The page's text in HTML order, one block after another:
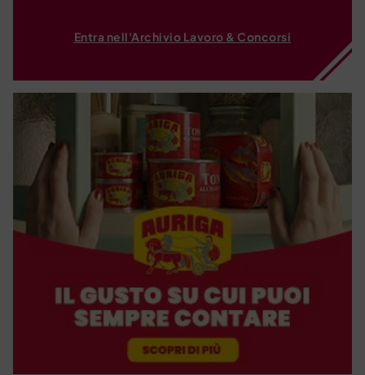
Entra nell'Archivio Lavoro & Concorsi